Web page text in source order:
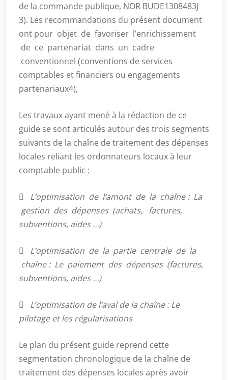
de la commande publique, NOR BUDE1308483J
3). Les recommandations du présent document
ont pour objet de favoriser l’enrichissement
de ce partenariat dans un cadre
conventionnel (conventions de services
comptables et financiers ou engagements
partenariaux4),
Les travaux ayant mené à la rédaction de ce
guide se sont articulés autour des trois segments
suivants de la chaîne de traitement des dépenses
locales reliant les ordonnateurs locaux à leur
comptable public :
 L’optimisation de l’amont de la chaîne : La
gestion des dépenses (achats, factures,
subventions, aides …)
 L’optimisation de la partie centrale de la
chaîne : Le paiement des dépenses (factures,
subventions, aides …)
 L’optimisation de l’aval de la chaîne : Le
pilotage et les régularisations
Le plan du présent guide reprend cette
segmentation chronologique de la chaîne de
traitement des dépenses locales après avoir